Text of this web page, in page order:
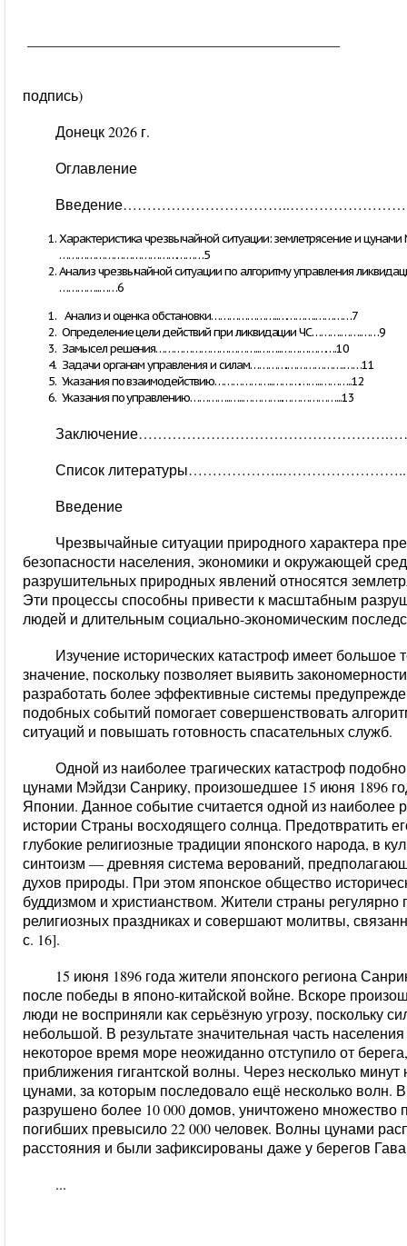
подпись)
Донецк 2026 г.
Оглавление
Характеристика чрезвычайной ситуации: землетрясение и
…………………………………………5
Анализ чрезвычайной ситуации по алгоритму управления
…………..……6
Анализ и оценка обстановки…………………..………….…………7
Определение цели действий при ликвидации ЧС……….…….……9
Замысел решения……………………………..……..……………….10
Задачи органам управления и силам………….……………….……11
Указания по взаимодействию………………..……………..………..12
Указания по управлению…………..…..…………..………………...13
Список
Введение
Чрезвычайные ситуации природного характера
безопасности населения, экономики и окружающей
разрушительных природных явлений относятся
Эти процессы способны привести к масштабным
людей и длительным социально-экономическим
Изучение исторических катастроф имеет большое
значение, поскольку позволяет выявить
разработать более эффективные системы
подобных событий помогает совершенствовать
ситуаций и повышать готовность спасательных служб.
Одной из наиболее трагических катастроф
цунами Мэйдзи Санрику, произошедшее 15 июня 1896
Японии. Данное событие считается одной из наиболее
истории Страны восходящего солнца. Предотвратить
глубокие религиозные традиции японского народа, в
синтоизм — древняя система верований,
духов природы. При этом японское общество
буддизмом и христианством. Жители страны
религиозных праздниках и совершают молитвы,
с. 16].
15 июня 1896 года жители японского региона
после победы в японо-китайской войне. Вскоре
люди не восприняли как серьёзную угрозу, поскольку
небольшой. В результате значительная часть
некоторое время море неожиданно отступило от
приближения гигантской волны. Через несколько
цунами, за которым последовало ещё несколько волн.
разрушено более 10 000 домов, уничтожено множество
погибших превысило 22 000 человек. Волны цунами
расстояния и были зафиксированы даже у берегов
...